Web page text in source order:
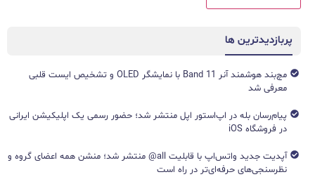
پربازدیدترین ها
مچ‌بند هوشمند آنر Band 11 با نمایشگر OLED و تشخیص ایست قلبی
معرفی شد
پیام‌رسان بله در اپ‌استور اپل منتشر شد؛ حضور رسمی یک اپلیکیشن ایرانی
در فروشگاه iOS
آپدیت جدید واتس‌اپ با قابلیت all@ منتشر شد؛ منشن همه اعضای گروه و
نظرسنجی‌های حرفه‌ای‌تر در راه است